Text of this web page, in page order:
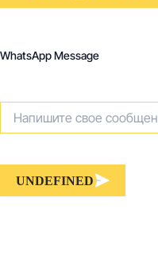
WhatsApp Message
UNDEFINED